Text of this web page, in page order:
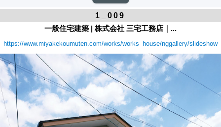
1_009
一般住宅建築 | 株式会社 三宅工務店｜...
https://www.miyakekoumuten.com/works/works_house/nggallery/slideshow